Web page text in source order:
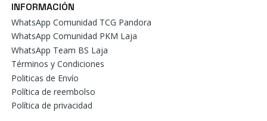
INFORMACIÓN
WhatsApp Comunidad TCG Pandora
WhatsApp Comunidad PKM Laja
WhatsApp Team BS Laja
Términos y Condiciones
Politicas de Envío
Política de reembolso
Política de privacidad